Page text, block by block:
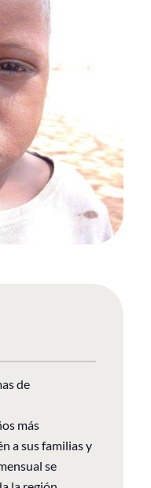
de
más
a sus familias y
se